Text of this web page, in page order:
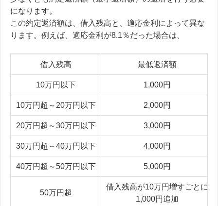
になります。
この約定返済額は、借入残高と、適応金利によって異な
ります。例えば、適応金利が8.1％だった場合は、
借入残高 最低返済額
10万円以下 1,000円
10万円超～20万円以下 2,000円
20万円超～30万円以下 3,000円
30万円超～40万円以下 4,000円
40万円超～50万円以下 5,000円
50万円超
借入残高が10万円増すごとに
1,000円追加